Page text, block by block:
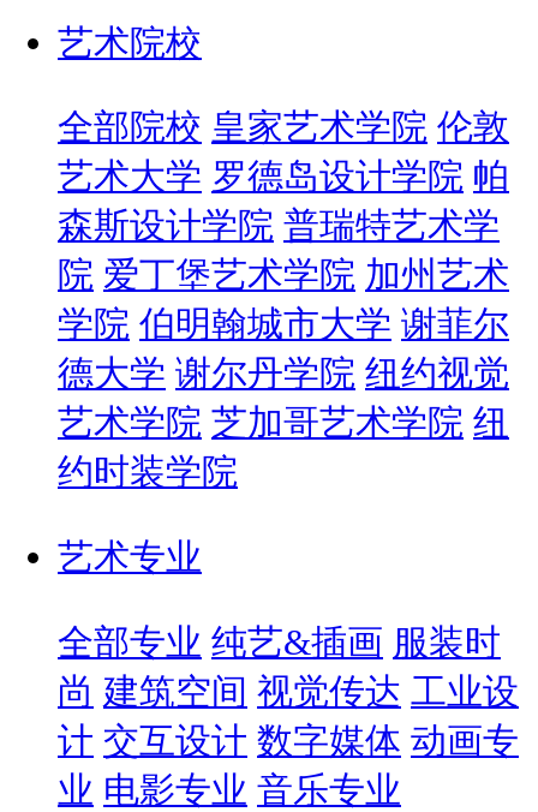
艺术院校
全部院校 皇家艺术学院 伦敦
艺术大学 罗德岛设计学院 帕
森斯设计学院 普瑞特艺术学
院 爱丁堡艺术学院 加州艺术
学院 伯明翰城市大学 谢菲尔
德大学 谢尔丹学院 纽约视觉
艺术学院 芝加哥艺术学院 纽
约时装学院
艺术专业
全部专业 纯艺&插画 服装时
尚 建筑空间 视觉传达 工业设
计 交互设计 数字媒体 动画专
业 电影专业 音乐专业